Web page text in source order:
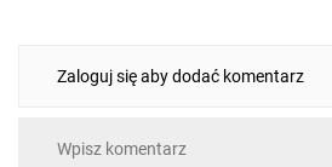
Zaloguj się aby dodać komentarz